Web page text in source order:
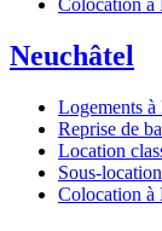
Colocation à
Neuchâtel
Logements à
Reprise de
Location
Sous-
Colocation à